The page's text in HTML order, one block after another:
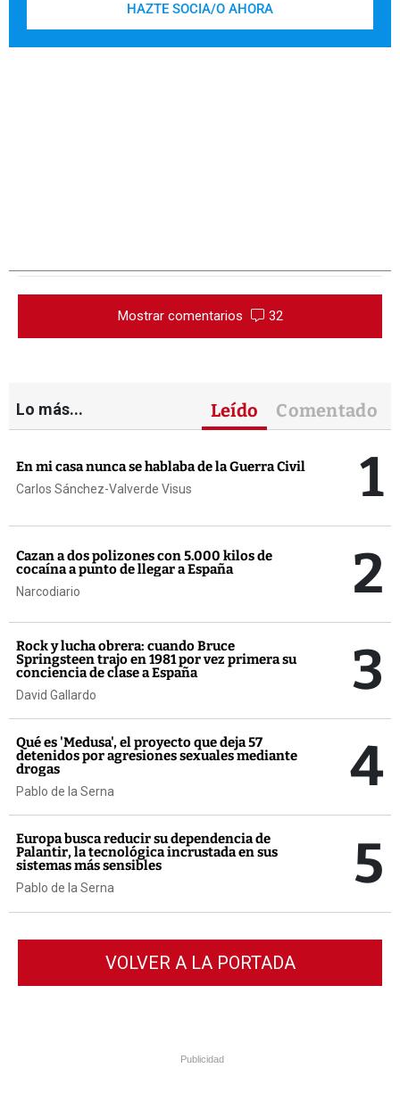
HAZTE SOCIA/O AHORA
Mostrar comentarios 32
Lo más... Leído Comentado
En mi casa nunca se hablaba de la Guerra Civil
Carlos Sánchez-Valverde Visus 1
Cazan a dos polizones con 5.000 kilos de
cocaína a punto de llegar a España
Narcodiario 2
Rock y lucha obrera: cuando Bruce
Springsteen trajo en 1981 por vez primera su
conciencia de clase a España
David Gallardo 3
Qué es 'Medusa', el proyecto que deja 57
detenidos por agresiones sexuales mediante
drogas
Pablo de la Serna 4
Europa busca reducir su dependencia de
Palantir, la tecnológica incrustada en sus
sistemas más sensibles
Pablo de la Serna 5
VOLVER A LA PORTADA
Publicidad